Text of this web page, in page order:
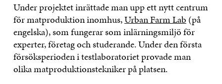
Under projektet inrättade man upp ett nytt centrum
för matproduktion inomhus,Urban Farm Lab (på
engelska), som fungerar som inlärningsmiljö för
experter, företag och studerande. Under den första
försöksperioden i testlaboratoriet provade man
olika matproduktionstekniker på platsen.